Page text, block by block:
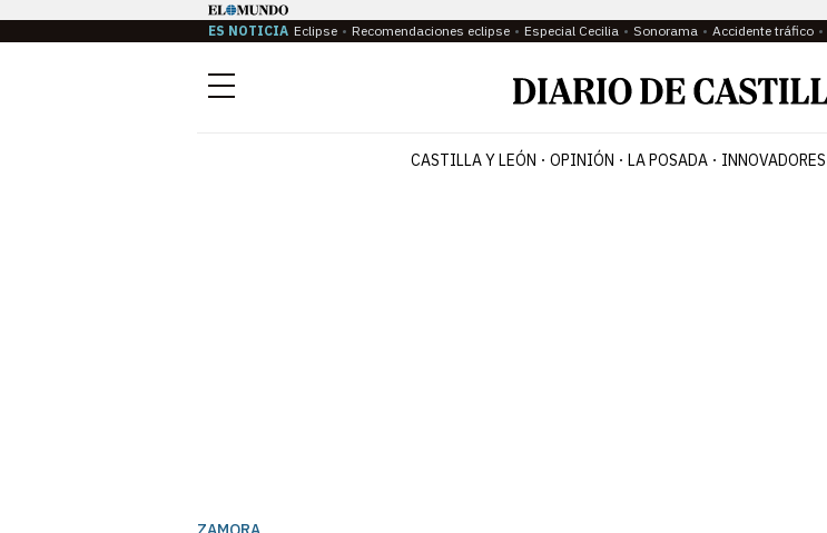
ES NOTICIA Eclipse Recomendaciones eclipse Especial Cecilia Sonorama Accidente tráfico
Menú
CASTILLA Y LEÓN OPINIÓN LA POSADA INNOVADORES